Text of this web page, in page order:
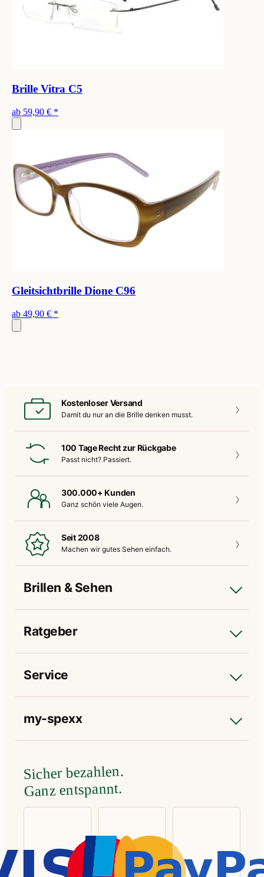
Brille Vitra C5
ab 59,90 € *
Gleitsichtbrille Dione C96
ab 49,90 € *
Kostenloser Versand
Damit du nur an die Brille denken musst.
100 Tage Recht zur Rückgabe
Passt nicht? Passiert.
300.000+ Kunden
Ganz schön viele Augen.
Seit 2008
Machen wir gutes Sehen einfach.
Brillen & Sehen
Ratgeber
Service
my-spexx
Sicher bezahlen.
Ganz entspannt.